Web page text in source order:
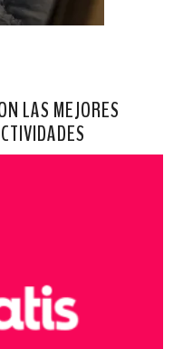
LAS MEJORES